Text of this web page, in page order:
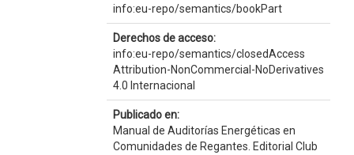
info:eu-repo/semantics/bookPart
Derechos de acceso:
info:eu-repo/semantics/closedAccess
Attribution-NonCommercial-NoDerivatives
4.0 Internacional
Publicado en:
Manual de Auditorías Energéticas en
Comunidades de Regantes. Editorial Club